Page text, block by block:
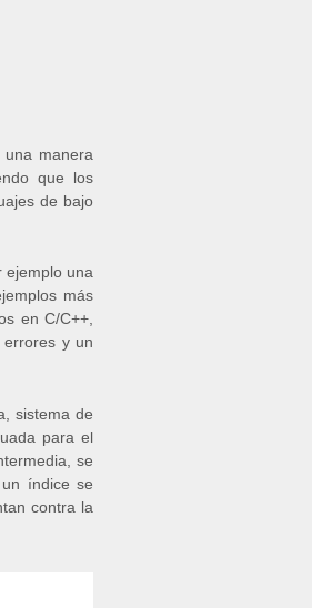
manera
que los
de bajo
ejemplo una
más
en C/C++,
y un
sistema de
para el
se
índice se
contra la